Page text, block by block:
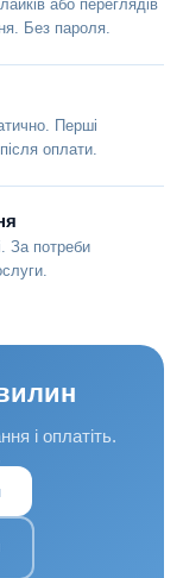
або переглядів
Без пароля.
Перші
оплати.
За потреби
і оплатіть.